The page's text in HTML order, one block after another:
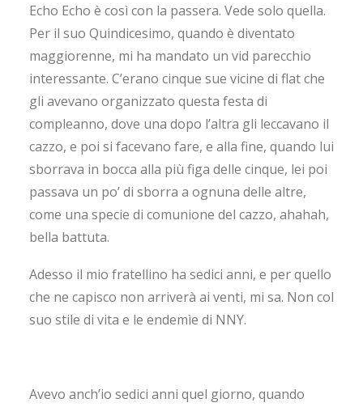
Echo Echo è così con la passera. Vede solo quella.
Per il suo Quindicesimo, quando è diventato
maggiorenne, mi ha mandato un vid parecchio
interessante. C’erano cinque sue vicine di flat che
gli avevano organizzato questa festa di
compleanno, dove una dopo l’altra gli leccavano il
cazzo, e poi si facevano fare, e alla fine, quando lui
sborrava in bocca alla più figa delle cinque, lei poi
passava un po’ di sborra a ognuna delle altre,
come una specie di comunione del cazzo, ahahah,
bella battuta.
Adesso il mio fratellino ha sedici anni, e per quello
che ne capisco non arriverà ai venti, mi sa. Non col
suo stile di vita e le endemìe di NNY.
Avevo anch’io sedici anni quel giorno, quando